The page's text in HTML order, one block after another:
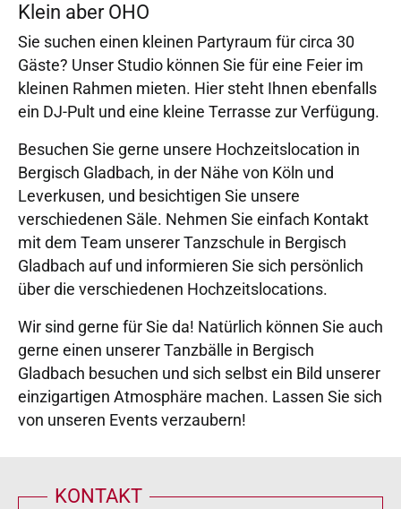
Klein aber OHO
Sie suchen einen kleinen Partyraum für circa 30
Gäste? Unser Studio können Sie für eine Feier im
kleinen Rahmen mieten. Hier steht Ihnen ebenfalls
ein DJ-Pult und eine kleine Terrasse zur Verfügung.
Besuchen Sie gerne unsere Hochzeitslocation in
Bergisch Gladbach, in der Nähe von Köln und
Leverkusen, und besichtigen Sie unsere
verschiedenen Säle. Nehmen Sie einfach Kontakt
mit dem Team unserer Tanzschule in Bergisch
Gladbach auf und informieren Sie sich persönlich
über die verschiedenen Hochzeitslocations.
Wir sind gerne für Sie da! Natürlich können Sie auch
gerne einen unserer Tanzbälle in Bergisch
Gladbach besuchen und sich selbst ein Bild unserer
einzigartigen Atmosphäre machen. Lassen Sie sich
von unseren Events verzaubern!
KONTAKT